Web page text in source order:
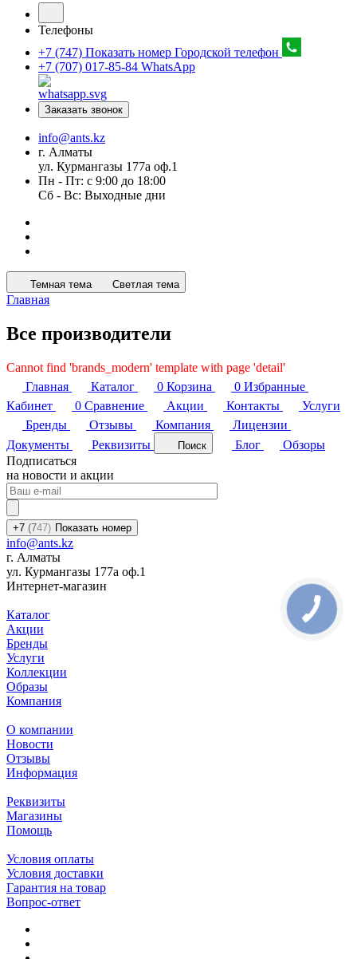
Телефоны
+7 (747) Показать номер Городской телефон
+7 (707) 017-85-84 WhatsApp
Заказать звонок
info@ants.kz
г. Алматы
ул. Курмангазы 177а оф.1
Пн - Пт: с 9:00 до 18:00
Сб - Вс: Выходные дни
Темная тема Светлая тема
Главная
Все производители
Cannot find 'brands_modern' template with page 'detail'
Главная
Каталог 0 Корзина 0 Избранные
Кабинет
0 Сравнение Акции Контакты
Услуги
Бренды
Отзывы Компания
Лицензии
Документы
Реквизиты Поиск Блог
Обзоры
Подписаться
на новости и акции
+7 (747) Показать номер
info@ants.kz
г. Алматы
ул. Курмангазы 177а оф.1
Интернет-магазин
Каталог
Акции
Бренды
Услуги
Коллекции
Образы
Компания
О компании
Новости
Отзывы
Информация
Реквизиты
Магазины
Помощь
Условия оплаты
Условия доставки
Гарантия на товар
Вопрос-ответ